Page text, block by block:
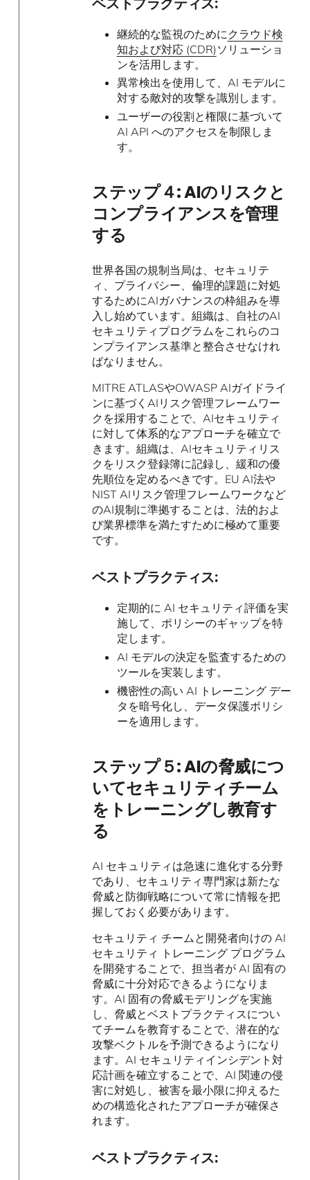
継続的な監視のために クラウド検
知および対応 (CDR)ソリューショ
ンを活用します。
異常検出を使用して、AI モデルに
対する敵対的攻撃を識別します。
ユーザーの役割と権限に基づいて
AI API へのアクセスを制限しま
す。
ステップ４: AIのリスクと
コンプライアンスを管理
する
世界各国の規制当局は、セキュリテ
ィ、プライバシー、倫理的課題に対処
するためにAIガバナンスの枠組みを導
入し始めています。組織は、自社のAI
セキュリティプログラムをこれらのコ
ンプライアンス基準と整合させなけれ
ばなりません。
MITRE ATLASやOWASP AIガイドライ
ンに基づくAIリスク管理フレームワー
クを採用することで、AIセキュリティ
に対して体系的なアプローチを確立で
きます。組織は、AIセキュリティリス
クをリスク登録簿に記録し、緩和の優
先順位を定めるべきです。EU AI法や
NIST AIリスク管理フレームワークなど
のAI規制に準拠することは、法的およ
び業界標準を満たすために極めて重要
です。
ベストプラクティス:
定期的に AI セキュリティ評価を実
施して、ポリシーのギャップを特
定します。
AI モデルの決定を監査するための
ツールを実装します。
機密性の高い AI トレーニング デー
タを暗号化し、データ保護ポリシ
ーを適用します。
ステップ５: AIの脅威につ
いてセキュリティチーム
をトレーニングし教育す
る
AI セキュリティは急速に進化する分野
であり、セキュリティ専門家は新たな
脅威と防御戦略について常に情報を把
握しておく必要があります。
セキュリティ チームと開発者向けの AI
セキュリティ トレーニング プログラム
を開発することで、担当者が AI 固有の
脅威に十分対応できるようになりま
す。AI 固有の脅威モデリングを実施
し、脅威とベストプラクティスについ
てチームを教育することで、潜在的な
攻撃ベクトルを予測できるようになり
ます。AI セキュリティインシデント対
応計画を確立することで、AI 関連の侵
害に対処し、被害を最小限に抑えるた
めの構造化されたアプローチが確保さ
れます。
ベストプラクティス: